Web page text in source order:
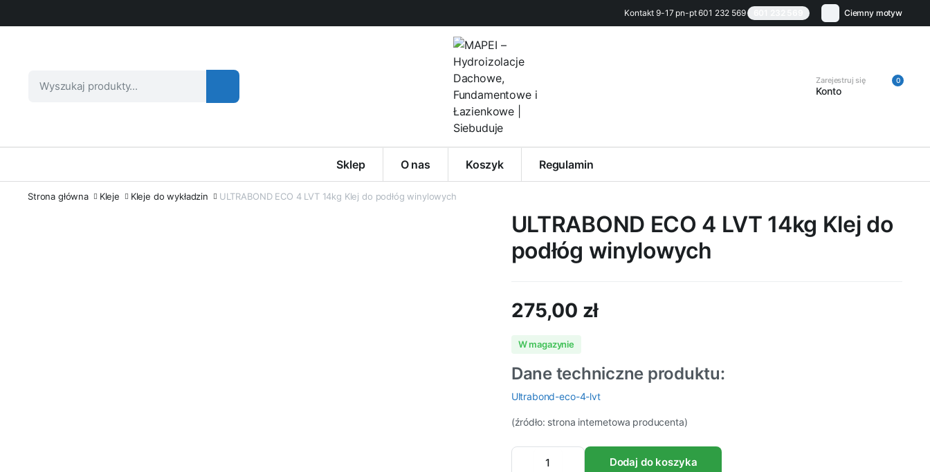
Kontakt 9-17 pn-pt 601 232 569 Ciemny motyw
Zarejestruj się
Konto
0
Sklep O nas Koszyk Regulamin
Strona główna Kleje Kleje do wykładzin ULTRABOND ECO 4 LVT 14kg Klej do podłóg winylowych
ULTRABOND ECO 4 LVT 14kg Klej do
podłóg winylowych
275,00 zł
W magazynie
Dane techniczne produktu:
Ultrabond-eco-4-lvt
(źródło: strona internetowa producenta)
ULTRABOND
ECO
Dodaj do koszyka